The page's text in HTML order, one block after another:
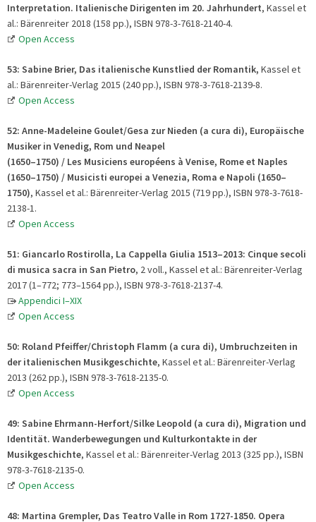
Interpretation. Italienische Dirigenten im 20. Jahrhundert, Kassel et
al.: Bärenreiter 2018 (158 pp.), ISBN 978-3-7618-2140-4.
Open Access
53: Sabine Brier, Das italienische Kunstlied der Romantik, Kassel et
al.: Bärenreiter-Verlag 2015 (240 pp.), ISBN 978-3-7618-2139-8.
Open Access
52: Anne-Madeleine Goulet/Gesa zur Nieden (a cura di), Europäische
Musiker in Venedig, Rom und Neapel
(1650–1750) / Les Musiciens européens à Venise, Rome et Naples
(1650–1750) / Musicisti europei a Venezia, Roma e Napoli (1650–
1750), Kassel et al.: Bärenreiter-Verlag 2015 (719 pp.), ISBN 978-3-7618-
2138-1.
Open Access
51: Giancarlo Rostirolla, La Cappella Giulia 1513–2013: Cinque secoli
di musica sacra in San Pietro, 2 voll., Kassel et al.: Bärenreiter-Verlag
2017 (1–772; 773–1564 pp.), ISBN 978-3-7618-2137-4.
Appendici I–XIX
Open Access
50: Roland Pfeiffer/Christoph Flamm (a cura di), Umbruchzeiten in
der italienischen Musikgeschichte, Kassel et al.: Bärenreiter-Verlag
2013 (262 pp.), ISBN 978-3-7618-2135-0.
Open Access
49: Sabine Ehrmann-Herfort/Silke Leopold (a cura di), Migration und
Identität. Wanderbewegungen und Kulturkontakte in der
Musikgeschichte, Kassel et al.: Bärenreiter-Verlag 2013 (325 pp.), ISBN
978-3-7618-2135-0.
Open Access
48: Martina Grempler, Das Teatro Valle in Rom 1727-1850. Opera